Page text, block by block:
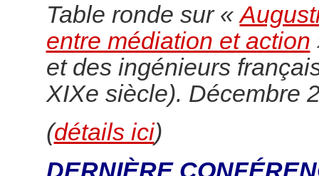
Table ronde sur «
entre médiation et action
et des ingénieurs
XIXe siècle). Décembre
(détails ici)
DERNIÈRE